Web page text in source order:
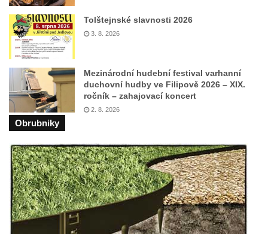
Tolštejnské slavnosti 2026
3. 8. 2026
Mezinárodní hudební festival varhanní
duchovní hudby ve Filipově 2026 – XIX.
ročník – zahajovací koncert
2. 8. 2026
Obrubniky